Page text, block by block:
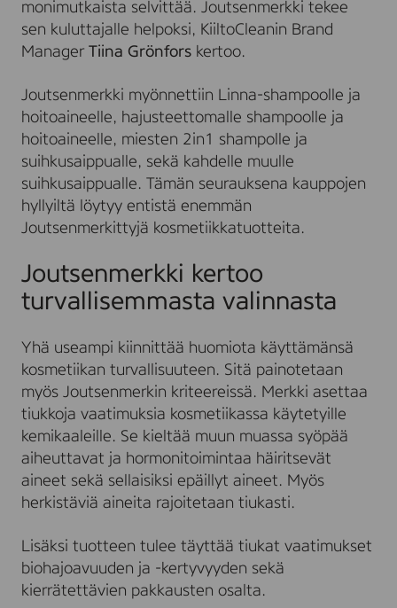
monimutkaista selvittää. Joutsenmerkki tekee
sen kuluttajalle helpoksi, KiiltoCleanin Brand
Manager Tiina Grönfors kertoo.
Joutsenmerkki myönnettiin Linna-shampoolle ja
hoitoaineelle, hajusteettomalle shampoolle ja
hoitoaineelle, miesten 2in1 shampolle ja
suihkusaippualle, sekä kahdelle muulle
suihkusaippualle. Tämän seurauksena kauppojen
hyllyiltä löytyy entistä enemmän
Joutsenmerkittyjä kosmetiikkatuotteita.
Joutsenmerkki kertoo
turvallisemmasta valinnasta
Yhä useampi kiinnittää huomiota käyttämänsä
kosmetiikan turvallisuuteen. Sitä painotetaan
myös Joutsenmerkin kriteereissä. Merkki asettaa
tiukkoja vaatimuksia kosmetiikassa käytetyille
kemikaaleille. Se kieltää muun muassa syöpää
aiheuttavat ja hormonitoimintaa häiritsevät
aineet sekä sellaisiksi epäillyt aineet. Myös
herkistäviä aineita rajoitetaan tiukasti.
Lisäksi tuotteen tulee täyttää tiukat vaatimukset
biohajoavuuden ja -kertyvyyden sekä
kierrätettävien pakkausten osalta.